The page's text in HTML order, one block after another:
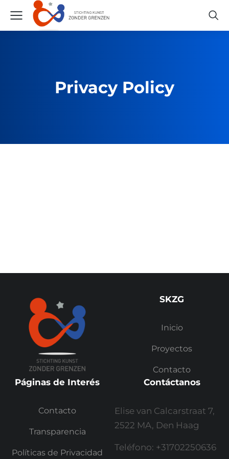
Privacy Policy
SKZG
Inicio
Proyectos
Contacto
Páginas de Interés
Contacto
Transparencia
Políticas de Privacidad
Contáctanos
Elise van Calcarstraat 7,
2522 MA, Den Haag
Teléfono: +31702250636